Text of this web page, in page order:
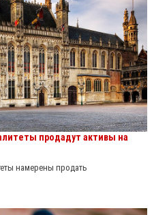
продадут активы на
намерены продать